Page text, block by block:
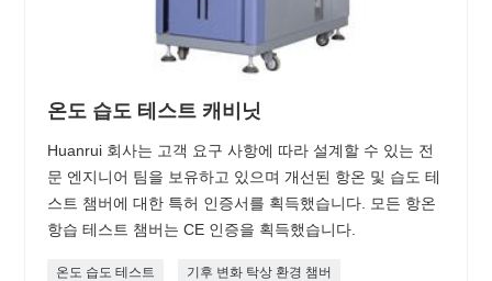
온도 습도 테스트 캐비닛
Huanrui 회사는 고객 요구 사항에 따라 설계할 수 있는 전
문 엔지니어 팀을 보유하고 있으며 개선된 항온 및 습도 테
스트 챔버에 대한 특허 인증서를 획득했습니다. 모든 항온
항습 테스트 챔버는 CE 인증을 획득했습니다.
온도 습도 테스트 기후 변화 탁상 환경 챔버